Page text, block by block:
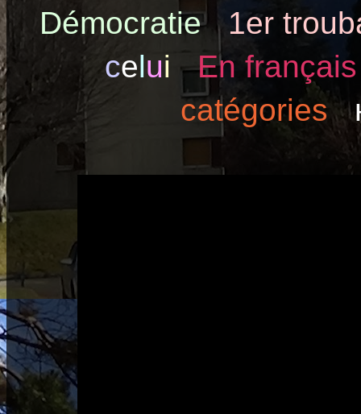
Démocratie
1er
celui
En français
catégories